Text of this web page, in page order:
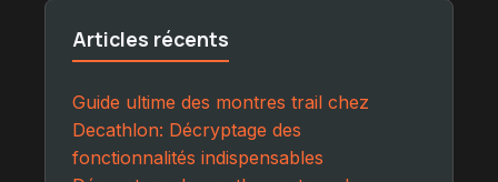
Articles récents
Guide ultime des montres trail chez
Decathlon: Décryptage des
fonctionnalités indispensables